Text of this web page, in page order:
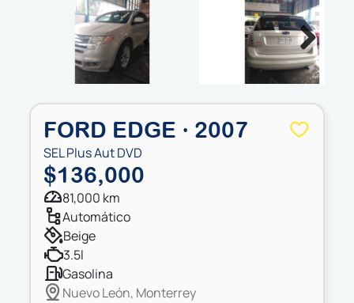
Next
FORD EDGE · 2007
SEL Plus Aut DVD
$136,000
81,000 km
automático
beige
3.5l
gasolina
Nuevo León, Monterrey